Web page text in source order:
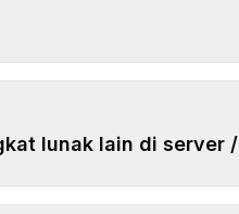
lunak lain di server